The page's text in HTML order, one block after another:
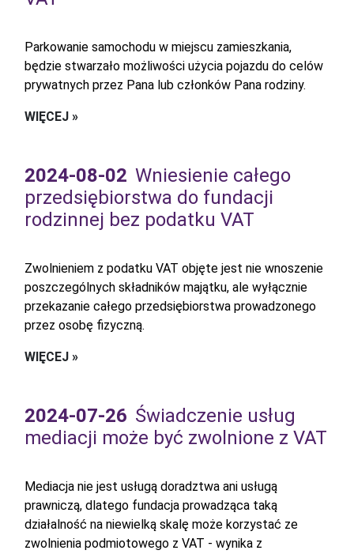
Parkowanie samochodu w miejscu zamieszkania,
będzie stwarzało możliwości użycia pojazdu do celów
prywatnych przez Pana lub członków Pana rodziny.
WIĘCEJ »
2024-08-02 Wniesienie całego
przedsiębiorstwa do fundacji
rodzinnej bez podatku VAT
Zwolnieniem z podatku VAT objęte jest nie wnoszenie
poszczególnych składników majątku, ale wyłącznie
przekazanie całego przedsiębiorstwa prowadzonego
przez osobę fizyczną.
WIĘCEJ »
2024-07-26 Świadczenie usług
mediacji może być zwolnione z VAT
Mediacja nie jest usługą doradztwa ani usługą
prawniczą, dlatego fundacja prowadząca taką
działalność na niewielką skalę może korzystać ze
zwolnienia podmiotowego z VAT - wynika z